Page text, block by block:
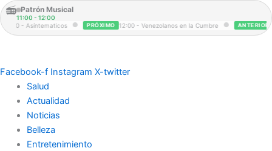
Ir
al
contenido
📻 Patrón Musical
11:00 - 12:00
09:00 - Asíntematicos
● PRÓXIMO 12:00 - Venezolanos en la Cumbre ● ANTERIOR
Facebook-f Instagram X-twitter
Salud
Actualidad
Noticias
Belleza
Entretenimiento